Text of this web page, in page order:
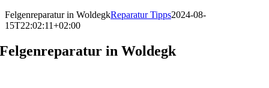
Felgenreparatur in WoldegkReparatur Tipps2024-08-
15T22:02:11+02:00
Felgenreparatur in Woldegk